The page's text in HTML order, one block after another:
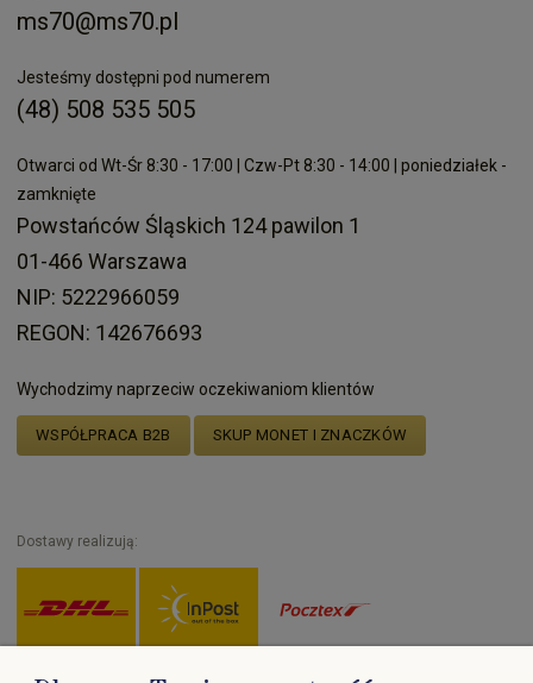
ms70@ms70.pl
Jesteśmy dostępni pod numerem
(48) 508 535 505
Otwarci od Wt-Śr 8:30 - 17:00 | Czw-Pt 8:30 - 14:00 | poniedziałek -
zamknięte
Powstańców Śląskich 124 pawilon 1
01-466 Warszawa
NIP: 5222966059
REGON: 142676693
Wychodzimy naprzeciw oczekiwaniom klientów
WSPÓŁPRACA B2B SKUP MONET I ZNACZKÓW
Dostawy realizują: